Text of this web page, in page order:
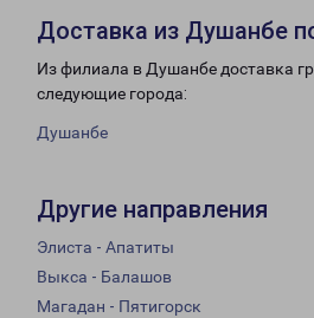
Доставка из Душанбе
Из филиала в Душанбе доставка
следующие города:
Душанбе
Другие направления
Элиста - Апатиты
Выкса - Балашов
Магадан - Пятигорск